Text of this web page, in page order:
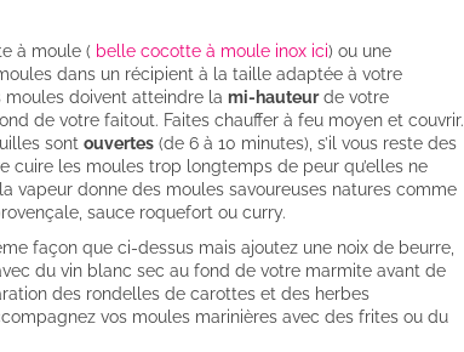
à moule ( belle cocotte à moule inox ici) ou une
dans un récipient à la taille adaptée à votre
doivent atteindre la mi-hauteurde votre
de votre faitout. Faites chauffer à feu moyen et couvrir.
sont ouvertes (de 6 à 10 minutes), s’il vous reste des
cuire les moules trop longtemps de peur qu’elles ne
vapeur donne des moules savoureuses natures comme
sauce roquefort ou curry.
façon que ci-dessus mais ajoutez une noix de beurre,
du vin blanc sec au fond de votre marmite avant de
des rondelles de carottes et des herbes
vos moules marinières avec des frites ou du